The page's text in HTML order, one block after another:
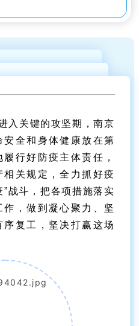
入关键的攻坚期，南京
全和身体健康放在第
行好防疫主体责任，
关规定，全力抓好疫
战斗，把各项措施落实
，做到凝心聚力、坚
复工，坚决打赢这场